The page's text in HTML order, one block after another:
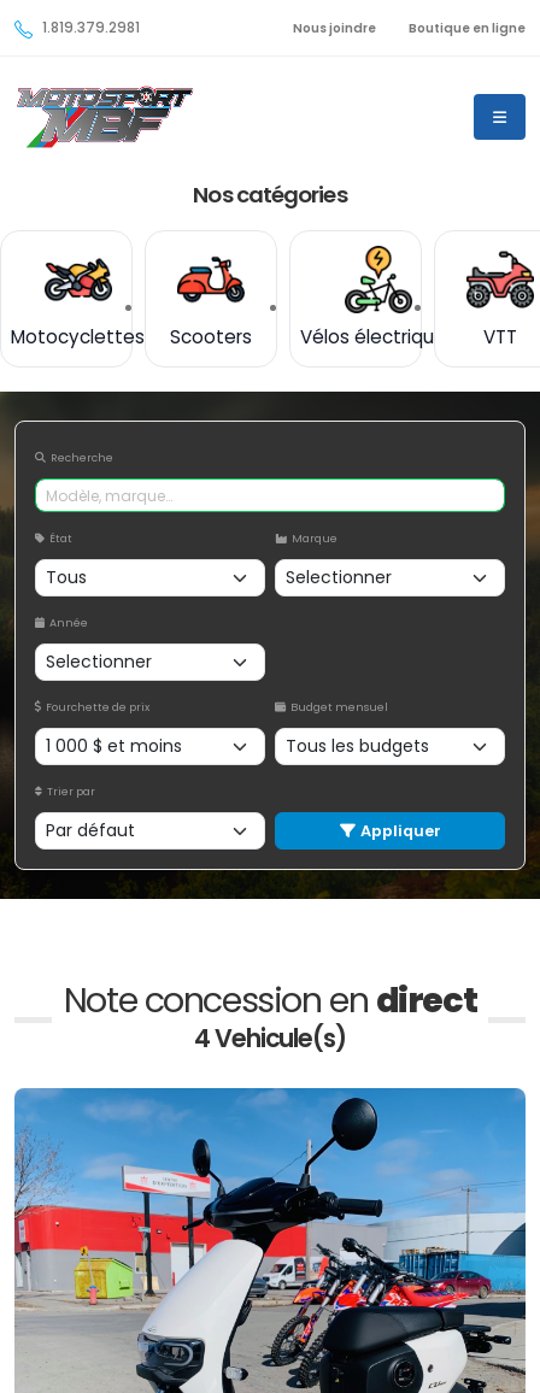
1.819.379.2981 Nous joindre Boutique en ligne
Nos catégories
Motocyclettes Scooters Vélos électriques VTT
Recherche
État Marque
Année
Fourchette de prix Budget mensuel
Trier par
Appliquer
Note concession en direct
4 Vehicule(s)
EN INVENTAIRE Neuf